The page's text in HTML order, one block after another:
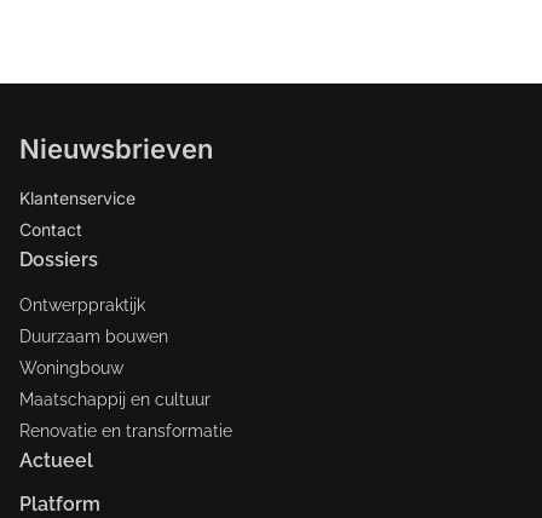
Nieuwsbrieven
Klantenservice
Contact
Dossiers
Ontwerppraktijk
Duurzaam bouwen
Woningbouw
Maatschappij en cultuur
Renovatie en transformatie
Actueel
Platform